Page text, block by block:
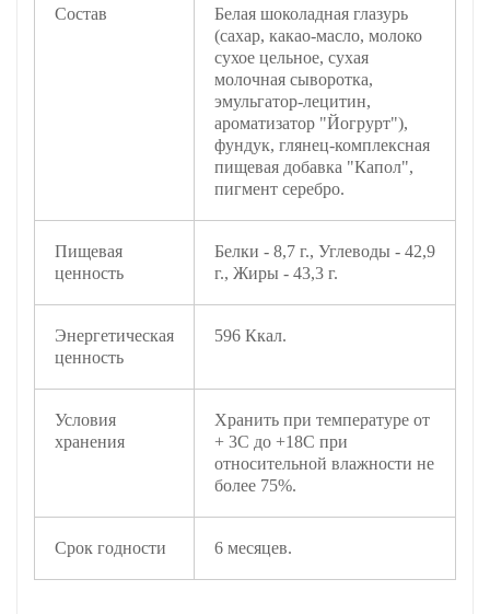
Состав
Белая шоколадная глазурь
(сахар, какао-масло, молоко
сухое цельное, сухая
молочная сыворотка,
эмульгатор-лецитин,
ароматизатор "Йогрурт"),
фундук, глянец-комплексная
пищевая добавка "Капол",
пигмент серебро.
Пищевая
ценность
Белки - 8,7 г., Углеводы - 42,9
г., Жиры - 43,3 г.
Энергетическая
ценность
596 Ккал.
Условия
хранения
Хранить при температуре от
+ 3С до +18С при
относительной влажности не
более 75%.
Срок годности 6 месяцев.